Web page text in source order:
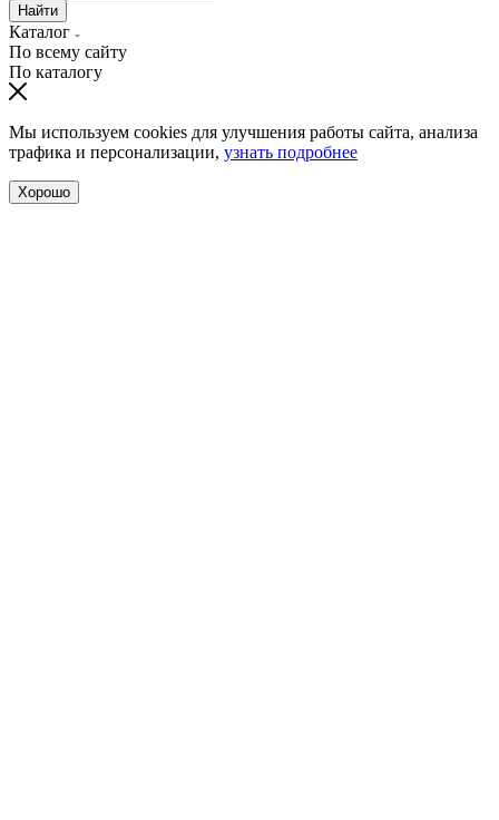
Найти
Каталог
По всему сайту
По каталогу
Мы используем cookies для улучшения работы сайта, анализа
трафика и персонализации, узнать подробнее
Хорошо